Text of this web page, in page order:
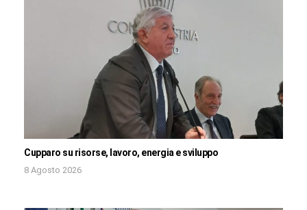
Cupparo su risorse, lavoro, energia e sviluppo
8 Agosto 2026